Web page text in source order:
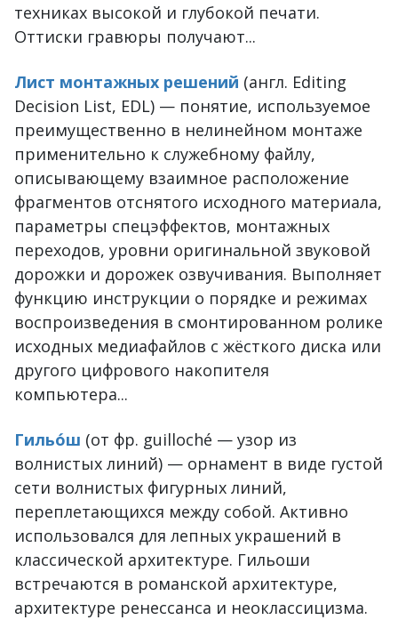
техниках высокой и глубокой печати.
Оттиски гравюры получают...
Лист монтажных решений (англ. Editing
Decision List, EDL) — понятие, используемое
преимущественно в нелинейном монтаже
применительно к служебному файлу,
описывающему взаимное расположение
фрагментов отснятого исходного материала,
параметры спецэффектов, монтажных
переходов, уровни оригинальной звуковой
дорожки и дорожек озвучивания. Выполняет
функцию инструкции о порядке и режимах
воспроизведения в смонтированном ролике
исходных медиафайлов с жёсткого диска или
другого цифрового накопителя
компьютера...
Гильо́ш (от фр. guilloché — узор из
волнистых линий) — орнамент в виде густой
сети волнистых фигурных линий,
переплетающихся между собой. Активно
использовался для лепных украшений в
классической архитектуре. Гильоши
встречаются в романской архитектуре,
архитектуре ренессанса и неоклассицизма.